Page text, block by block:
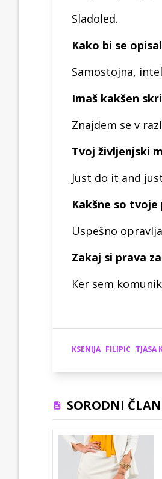
Sladoled.
Kako bi se
Samostojna,
Imaš kakšen
Znajdem se v
Tvoj življenjski
Just do it and
Kakšne so tvoje
Uspešno
Zakaj si prava za
Ker sem
KSENIJA FILIPIC TJASA
SORODNI